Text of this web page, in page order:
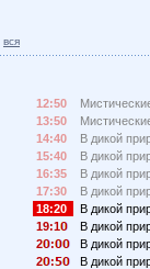
вся
12:50
13:50
14:40
В дикой
15:40
В дикой
16:35
В дикой
17:30
В дикой
18:20
В дикой
19:1
В дикой
2
:
В дикой
2
: В дикой